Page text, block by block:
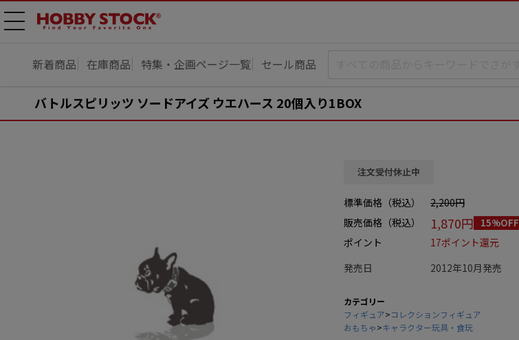
メニ
新着商品 在庫商品 特集・企画ページ一覧 セール商品
バトルスピリッツ ソードアイズ ウエハース 20個入り1BOX
注文受付休止中
標準価格（税込）
2,200円
販売価格（税込）
1,870円 15%OFF
ポイント
17ポイント還元
発売日
2012年10月発売
カテゴリー
フィギュア>コレクションフィギュア
おもちゃ>キャラクター玩具・食玩